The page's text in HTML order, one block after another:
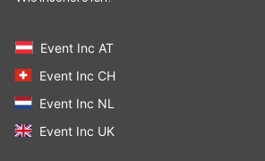
Event Inc AT
Event Inc CH
Event Inc NL
Event Inc UK